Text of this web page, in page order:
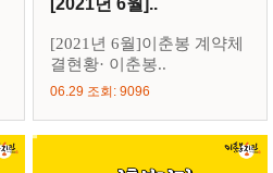
[2021년 6월]이춘봉 계약체
결현황· 이춘봉..
06.29 조회: 9096